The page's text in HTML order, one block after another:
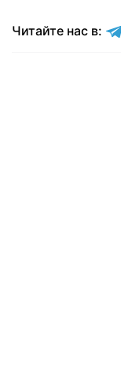
Читайте нас в: